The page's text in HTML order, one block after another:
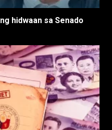
hidwaan sa Senado